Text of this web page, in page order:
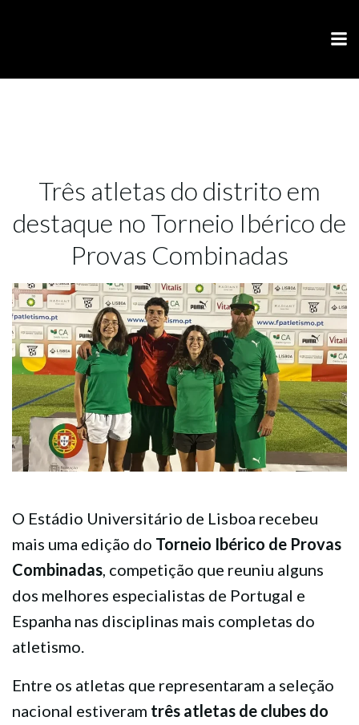
Três atletas do distrito em
destaque no Torneio Ibérico de
Provas Combinadas
O Estádio Universitário de Lisboa recebeu
mais uma edição do Torneio Ibérico de Provas
Combinadas, competição que reuniu alguns
dos melhores especialistas de Portugal e
Espanha nas disciplinas mais completas do
atletismo.
Entre os atletas que representaram a seleção
nacional estiveram três atletas de clubes do